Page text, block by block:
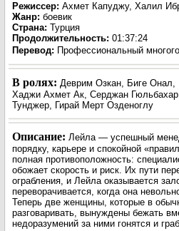
Режиссер: Ахмет Капуджу, Халил
Жанр: боевик
Страна: Турция
Продолжительность: 01:37:24
Перевод: Профессиональный
В ролях: Деврим Озкан, Биге Онал,
Хаджи Ахмет Ак, Серджан
Тунджер, Гирай Мерт Озденоглу
Описание: Лейла — успешный
порядку, карьере и спокойной
полная противоположность:
обожает скорость и риск. Их пути
ограбления, и Лейла оказывается
переворачивается, когда она
Теперь две женщины, которые в
разговаривать, вынуждены бежать
недоразумений за ними гонятся и